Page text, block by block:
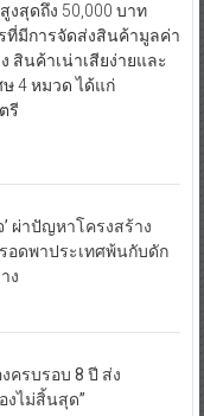
งสุดถึง 50,000 บาท
ที่มีการจัดส่งสินค้ามูลค่า
สินค้าเน่าเสียง่ายและ
4 หมวด ได้แก่
รี
ผ่าปัญหาโครงสร้าง
อดพาประเทศพ้นกับดัก
ง
ครบรอบ 8 ปี ส่ง
งไม่สิ้นสุด”